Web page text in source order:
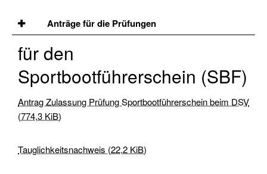
(SKS)
Seeschifferschein
Short
Certificate
Anträge für die Prüfungen
für den
Sportbootführerschein (SBF)
Antrag Zulassung Prüfung Sportbootführerschein beim DSV
(774,3 KiB)
Tauglichkeitsnachweis (22,2 KiB)